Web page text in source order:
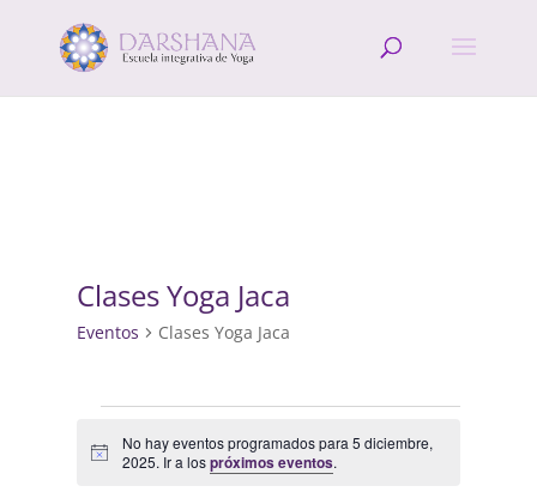
Clases Yoga Jaca
Eventos Clases Yoga Jaca
Eventos
en
Aviso
No hay eventos programados para 5 diciembre,
2025. Ir a lospróximos eventos.